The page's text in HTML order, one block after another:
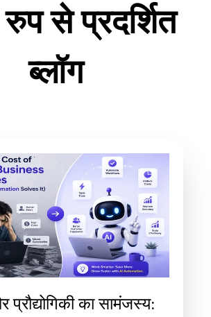
से प्रदर्शित
ब्लॉग
प्रौद्योगिकी का सामंजस्य: